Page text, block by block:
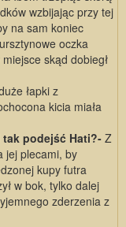
wzbijając przy tej
na sam koniec
oczka
skąd dobiegł
łapki z
kicia miała
tak podejść Hati?- Z
jej plecami, by
kupy futra
w bok, tylko dalej
zderzenia z